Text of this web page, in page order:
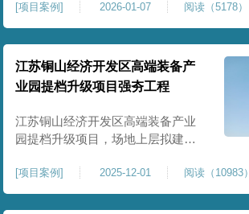
墙及附属设施建设，是保障场区边
界围护结构稳定、提升场地整体建
设标准的前置关键工程，本项目强
夯处理总面积20000㎡，施工范围为
陆域堆场B区围墙沿线及配套场地。
原场地土层松散、回填不均、固结
程度差，地基承载力较低，且堆
[项目案例] 2026-01-07 阅读（5178）
江苏铜山经济开发区高端装备产
业园提档升级项目强夯工程
江苏铜山经济开发区高端装备产业
园提档升级项目，场地上层拟建厂
施。占地面积约130000㎡.项目采用
强夯工艺对地基进行加固处理，确
保处理后地基承载力特征值
[项目案例] 2025-12-01 阅读（10983）